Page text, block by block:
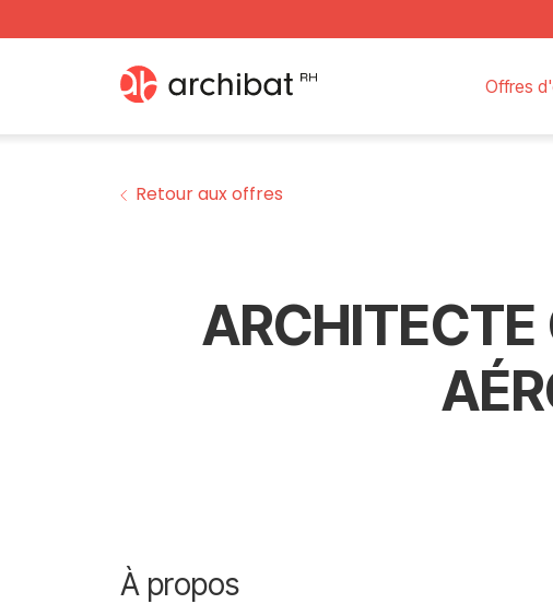
Offres
Retour aux offres
ARCHITECTE
À propos